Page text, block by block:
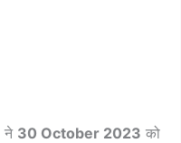
ने 30 October 2023 को